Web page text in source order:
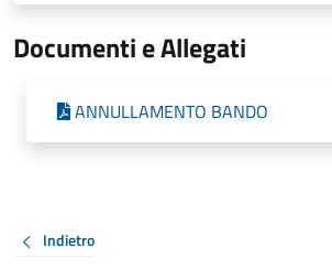
Documenti e Allegati
ANNULLAMENTO BANDO
Indietro